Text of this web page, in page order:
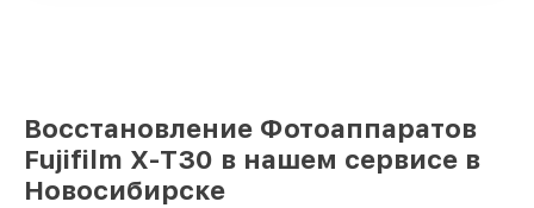
Восстановление Фотоаппаратов
Fujifilm X-T30 в нашем сервисе в
Новосибирске